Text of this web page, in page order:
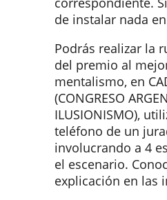
de instalar nada
Podrás realizar la
del premio al
mentalismo, en
(CONGRESO
ILUSIONISMO),
teléfono de un
involucrando a 4
el escenario.
explicación en las